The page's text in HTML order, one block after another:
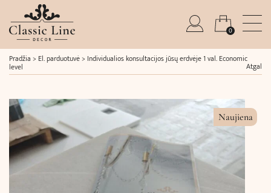
0
Pradžia > El. parduotuvė> Individualios konsultacijos jūsų erdvėje 1 val. Economic
level Atgal
Naujiena